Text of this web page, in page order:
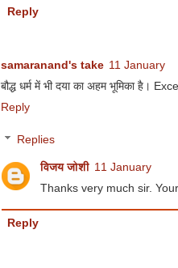
Reply
samaranand's take 11 January
बौद्ध धर्म में भी दया का अहम भूमिका है।
Reply
Replies
विजय जोशी 11 January
Thanks very much sir.
Reply